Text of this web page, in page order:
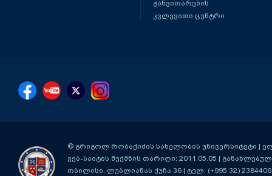
განვითარების
კვლევითი ცენტრი
© გრიგოლ რობაქიძის სახელობის უნივერსიტეტი |
ვებ-საიტის შექმნის თარიღი: 2011.05.05 |
თბილისი, ლუბლიანას ქუჩა 36 | ტელ: (+995 32)